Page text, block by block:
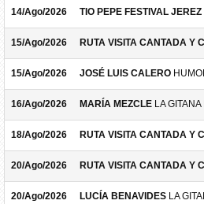
14/Ago/2026 TIO PEPE FESTIVAL JEREZ
15/Ago/2026 RUTA VISITA CANTADA Y
15/Ago/2026 JOSÉ LUIS CALERO
16/Ago/2026 MARÍA MEZCLE LA
18/Ago/2026 RUTA VISITA CANTADA Y
20/Ago/2026 RUTA VISITA CANTADA Y
20/Ago/2026 LUCÍA BENAVIDES LA